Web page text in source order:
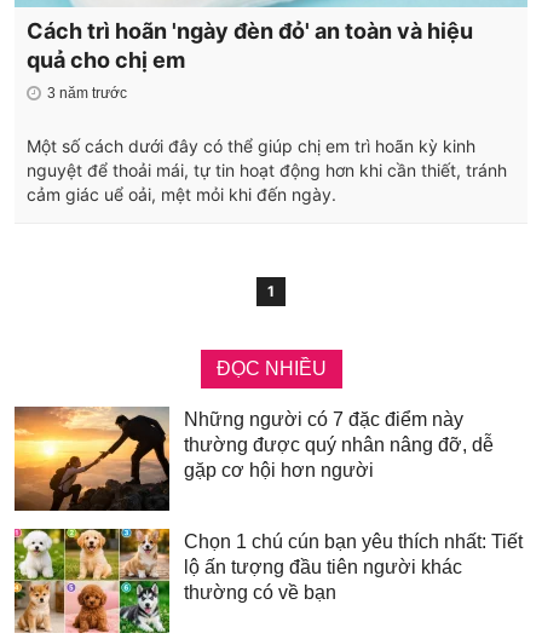
Cách trì hoãn 'ngày đèn đỏ' an toàn và hiệu
quả cho chị em
3 năm trước
Một số cách dưới đây có thể giúp chị em trì hoãn kỳ kinh
nguyệt để thoải mái, tự tin hoạt động hơn khi cần thiết, tránh
cảm giác uể oải, mệt mỏi khi đến ngày.
1
ĐỌC NHIỀU
Những người có 7 đặc điểm này
thường được quý nhân nâng đỡ, dễ
gặp cơ hội hơn người
Chọn 1 chú cún bạn yêu thích nhất: Tiết
lộ ấn tượng đầu tiên người khác
thường có về bạn